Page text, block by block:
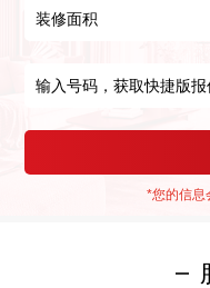
*您的信息